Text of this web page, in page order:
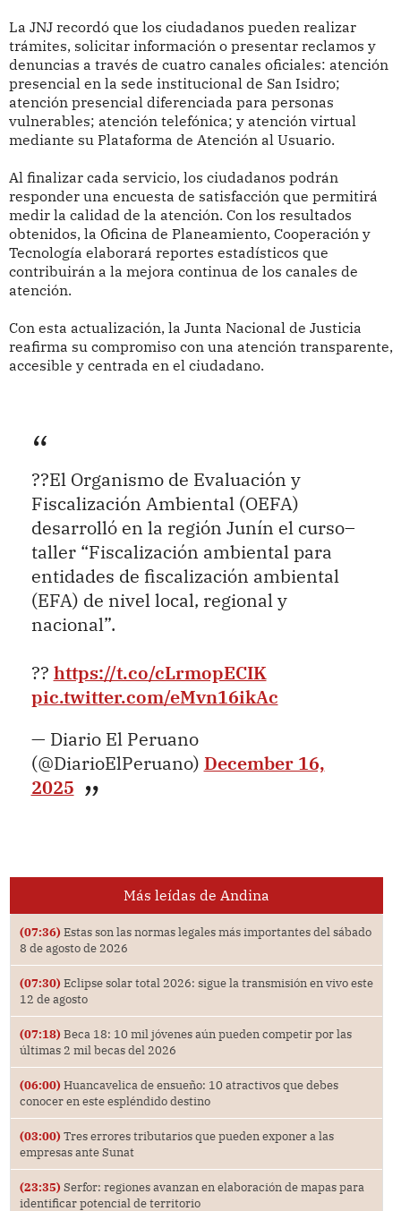
La JNJ recordó que los ciudadanos pueden realizar
trámites, solicitar información o presentar reclamos y
denuncias a través de cuatro canales oficiales: atención
presencial en la sede institucional de San Isidro;
atención presencial diferenciada para personas
vulnerables; atención telefónica; y atención virtual
mediante su Plataforma de Atención al Usuario.
Al finalizar cada servicio, los ciudadanos podrán
responder una encuesta de satisfacción que permitirá
medir la calidad de la atención. Con los resultados
obtenidos, la Oficina de Planeamiento, Cooperación y
Tecnología elaborará reportes estadísticos que
contribuirán a la mejora continua de los canales de
atención.
Con esta actualización, la Junta Nacional de Justicia
reafirma su compromiso con una atención transparente,
accesible y centrada en el ciudadano.
??El Organismo de Evaluación y
Fiscalización Ambiental (OEFA)
desarrolló en la región Junín el curso–
taller “Fiscalización ambiental para
entidades de fiscalización ambiental
(EFA) de nivel local, regional y
nacional”.
?? https://t.co/cLrmopECIK
pic.twitter.com/eMvn16ikAc
— Diario El Peruano
(@DiarioElPeruano) December 16,
2025
Más leídas de Andina
(07:36) Estas son las normas legales más importantes del sábado
8 de agosto de 2026
(07:30) Eclipse solar total 2026: sigue la transmisión en vivo este
12 de agosto
(07:18) Beca 18: 10 mil jóvenes aún pueden competir por las
últimas 2 mil becas del 2026
(06:00) Huancavelica de ensueño: 10 atractivos que debes
conocer en este espléndido destino
(03:00) Tres errores tributarios que pueden exponer a las
empresas ante Sunat
(23:35) Serfor: regiones avanzan en elaboración de mapas para
identificar potencial de territorio